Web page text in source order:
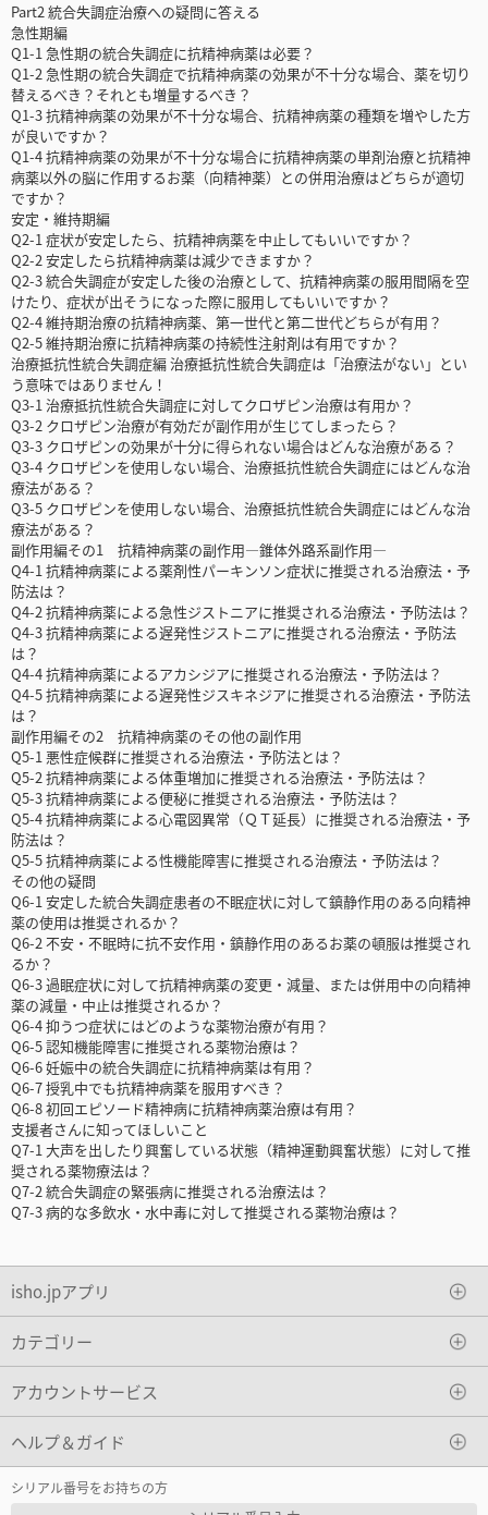
Part2 統合失調症治療への疑問に答える
急性期編
Q1-1 急性期の統合失調症に抗精神病薬は必要？
Q1-2 急性期の統合失調症で抗精神病薬の効果が不十分な場合、薬を切り
替えるべき？それとも増量するべき？
Q1-3 抗精神病薬の効果が不十分な場合、抗精神病薬の種類を増やした方
が良いですか？
Q1-4 抗精神病薬の効果が不十分な場合に抗精神病薬の単剤治療と抗精神
病薬以外の脳に作用するお薬（向精神薬）との併用治療はどちらが適切
ですか？
安定・維持期編
Q2-1 症状が安定したら、抗精神病薬を中止してもいいですか？
Q2-2 安定したら抗精神病薬は減少できますか？
Q2-3 統合失調症が安定した後の治療として、抗精神病薬の服用間隔を空
けたり、症状が出そうになった際に服用してもいいですか？
Q2-4 維持期治療の抗精神病薬、第一世代と第二世代どちらが有用？
Q2-5 維持期治療に抗精神病薬の持続性注射剤は有用ですか？
治療抵抗性統合失調症編 治療抵抗性統合失調症は「治療法がない」とい
う意味ではありません！
Q3-1 治療抵抗性統合失調症に対してクロザピン治療は有用か？
Q3-2 クロザピン治療が有効だが副作用が生じてしまったら？
Q3-3 クロザピンの効果が十分に得られない場合はどんな治療がある？
Q3-4 クロザピンを使用しない場合、治療抵抗性統合失調症にはどんな治
療法がある？
Q3-5 クロザピンを使用しない場合、治療抵抗性統合失調症にはどんな治
療法がある？
副作用編その1 抗精神病薬の副作用―錐体外路系副作用―
Q4-1 抗精神病薬による薬剤性パーキンソン症状に推奨される治療法・予
防法は？
Q4-2 抗精神病薬による急性ジストニアに推奨される治療法・予防法は？
Q4-3 抗精神病薬による遅発性ジストニアに推奨される治療法・予防法
は？
Q4-4 抗精神病薬によるアカシジアに推奨される治療法・予防法は？
Q4-5 抗精神病薬による遅発性ジスキネジアに推奨される治療法・予防法
は？
副作用編その2 抗精神病薬のその他の副作用
Q5-1 悪性症候群に推奨される治療法・予防法とは？
Q5-2 抗精神病薬による体重増加に推奨される治療法・予防法は？
Q5-3 抗精神病薬による便秘に推奨される治療法・予防法は？
Q5-4 抗精神病薬による心電図異常（ＱＴ延長）に推奨される治療法・予
防法は？
Q5-5 抗精神病薬による性機能障害に推奨される治療法・予防法は？
その他の疑問
Q6-1 安定した統合失調症患者の不眠症状に対して鎮静作用のある向精神
薬の使用は推奨されるか？
Q6-2 不安・不眠時に抗不安作用・鎮静作用のあるお薬の頓服は推奨され
るか？
Q6-3 過眠症状に対して抗精神病薬の変更・減量、または併用中の向精神
薬の減量・中止は推奨されるか？
Q6-4 抑うつ症状にはどのような薬物治療が有用？
Q6-5 認知機能障害に推奨される薬物治療は？
Q6-6 妊娠中の統合失調症に抗精神病薬は有用？
Q6-7 授乳中でも抗精神病薬を服用すべき？
Q6-8 初回エピソード精神病に抗精神病薬治療は有用？
支援者さんに知ってほしいこと
Q7-1 大声を出したり興奮している状態（精神運動興奮状態）に対して推
奨される薬物療法は？
Q7-2 統合失調症の緊張病に推奨される治療法は？
Q7-3 病的な多飲水・水中毒に対して推奨される薬物治療は？
isho.jpアプリ
カテゴリー
アカウントサービス
ヘルプ＆ガイド
シリアル番号をお持ちの方